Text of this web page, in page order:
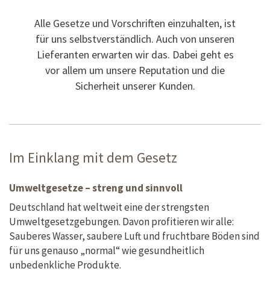
Alle Gesetze und Vorschriften einzuhalten, ist
für uns selbstverständlich. Auch von unseren
Lieferanten erwarten wir das. Dabei geht es
vor allem um unsere Reputation und die
Sicherheit unserer Kunden.
Im Einklang mit dem Gesetz
Umweltgesetze – streng und sinnvoll
Deutschland hat weltweit eine der strengsten
Umweltgesetzgebungen. Davon profitieren wir alle:
Sauberes Wasser, saubere Luft und fruchtbare Böden sind
für uns genauso „normal“ wie gesundheitlich
unbedenkliche Produkte.